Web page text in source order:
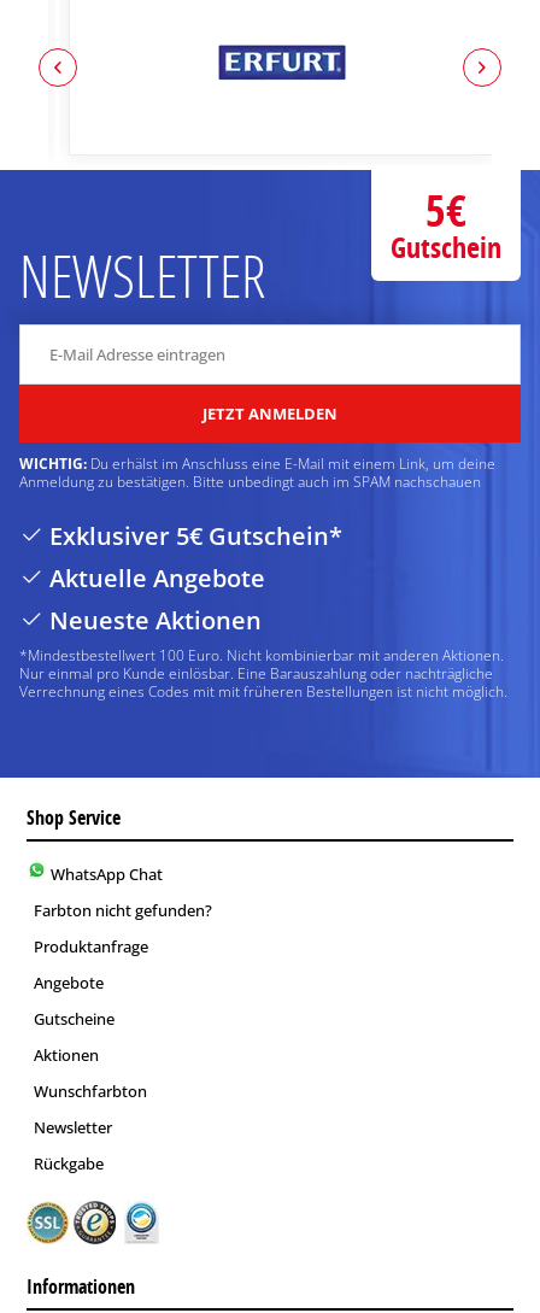
NEWSLETTER
JETZT ANMELDEN
WICHTIG: Du erhälst im Anschluss eine E-Mail mit einem Link, um deine
Anmeldung zu bestätigen. Bitte unbedingt auch im SPAM nachschauen
Exklusiver 5€ Gutschein*
Aktuelle Angebote
Neueste Aktionen
*Mindestbestellwert 100 Euro. Nicht kombinierbar mit anderen Aktionen.
Nur einmal pro Kunde einlösbar. Eine Barauszahlung oder nachträgliche
Verrechnung eines Codes mit mit früheren Bestellungen ist nicht möglich.
5€
Gutschein
Shop Service
WhatsApp Chat
Farbton nicht gefunden?
Produktanfrage
Angebote
Gutscheine
Aktionen
Wunschfarbton
Newsletter
Rückgabe
Informationen